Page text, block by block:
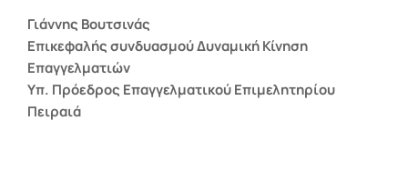
Γιάννης Βουτσινάς
Επικεφαλής συνδυασμού Δυναμική Κίνηση
Επαγγελματιών
Υπ. Πρόεδρος Επαγγελματικού Επιμελητηρίου
Πειραιά